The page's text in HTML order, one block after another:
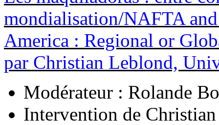
mondialisation/NAFTA
America : Regional or
par Christian Leblond,
Modérateur : Rolande
Intervention de